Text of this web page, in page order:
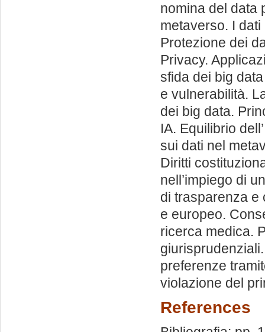
nomina del data
metaverso. I
Protezione dei
Privacy.
sfida dei big
e vulnerabilità.
dei big data.
IA. Equilibrio
sui dati nel
Diritti
nell’impiego di
di trasparenza e
e europeo.
ricerca medica.
preferenze
violazione del
References